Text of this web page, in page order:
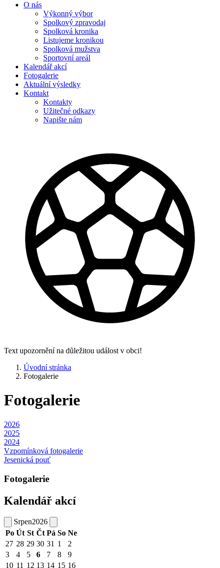
O nás
Výkonný výbor
Spolkový zpravodaj
Spolková kronika
Listujeme kronikou
Spolková mužstva
Sportovní areál
Kalendář akcí
Fotogalerie
Aktuální výsledky
Kontakt
Kontakty
Užitečné odkazy
Napište nám
Text upozornění na důležitou událost v obci!
Úvodní stránka
Fotogalerie
Fotogalerie
2026
2025
2024
Vzpomínková fotogalerie
Jesenická pouť
Fotogalerie
Kalendář akcí
Srpen2026
Po Út St Čt Pá So Ne
27 28 29 30 31 1
2
3
4 5 6 7 8
9
10 11 12 13 14 15 16